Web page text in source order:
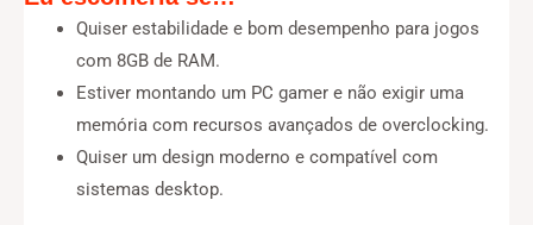
Quiser estabilidade e bom desempenho para jogos
com 8GB de RAM.
Estiver montando um PC gamer e não exigir uma
memória com recursos avançados de overclocking.
Quiser um design moderno e compatível com
sistemas desktop.